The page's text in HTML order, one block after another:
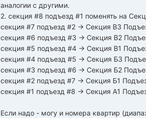
аналогии с другими.
2. секция #8 подъезд #1 поменять на
секция #7 подъезд #2 -> Секция В3
секция #6 подъезд #3 -> Секция В2
секция #5 подъезд #4 -> Секция В1
секция #4 подъезд #5 -> Секция Б3
секция #3 подъезд #6 -> Секция Б2
секция #2 подъезд #7 -> Секция Б1
секция #1 подъезд #8 -> Секция А1
Если надо - могу и номера квартир